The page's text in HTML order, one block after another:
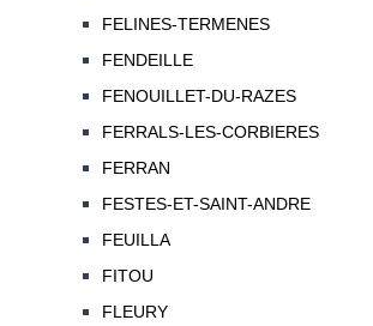
FELINES-TERMENES
FENDEILLE
FENOUILLET-DU-RAZES
FERRALS-LES-CORBIERES
FERRAN
FESTES-ET-SAINT-ANDRE
FEUILLA
FITOU
FLEURY